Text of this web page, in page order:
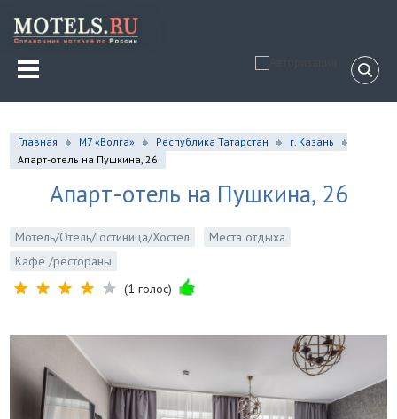
Главная М7 «Волга» Республика Татарстан
г. Казань
Апарт-отель на Пушкина, 26
Апарт-отель на Пушкина, 26
Мотель/Отель/Гостиница/Хостел
Места отдыха
Кафе /рестораны
(1 голос)